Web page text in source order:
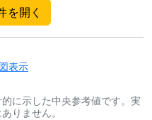
を開く
表示
に示した中央参考値です。実
りません。